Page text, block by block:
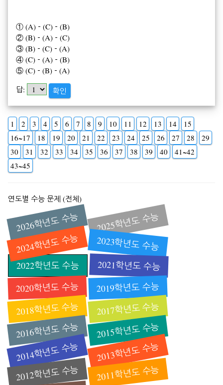
① (A)－(C)－(B)
② (B)－(A)－(C)
③ (B)－(C)－(A)
④ (C)－(A)－(B)
⑤ (C)－(B)－(A)
답:
확인
1 2 3 4 5 6 7 8 9 10 11 12 13 14
15
16~17
18 19 20 21 22 23 24 25 26 27 28
29
30
31 32 33 34 35 36 37 38 39 40
41~42
43~45
연도별 수능 문제 (전체)
2026학년도 수능
2025학년도 수능
2024학년도 수능
2023학년도 수능
2022학년도 수능
2021학년도 수능
2020학년도 수능
2019학년도 수능
2018학년도 수능 2017학년도 수능
2016학년도 수능 2015학년도 수능
2014학년도 수능 2013학년도 수능
2012학년도 수능 2011학년도 수능